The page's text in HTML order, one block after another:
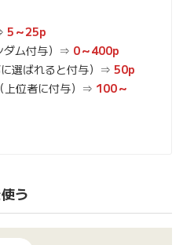
5～25p
ダム付与）⇒ 0～400p
選ばれると付与）⇒50p
上位者に付与）⇒ 100～
う